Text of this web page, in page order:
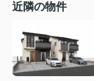
近隣の物件